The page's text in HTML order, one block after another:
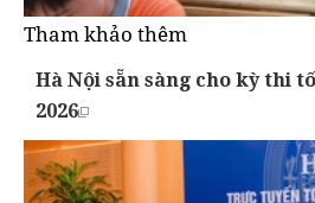
Tham khảo thêm
Hà Nội sẵn sàng cho kỳ thi
2026